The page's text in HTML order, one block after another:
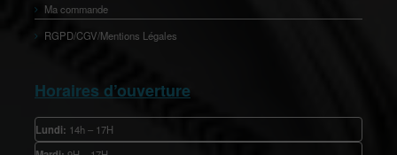
Ma commande
RGPD/CGV/Mentions Légales
Horaires d’ouverture
Lundi: 14h – 17H